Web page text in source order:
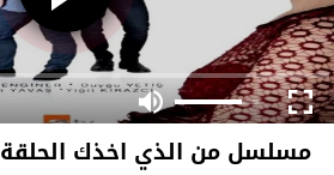
مسلسل من الذي اخذك الحلقة 16 مترجم